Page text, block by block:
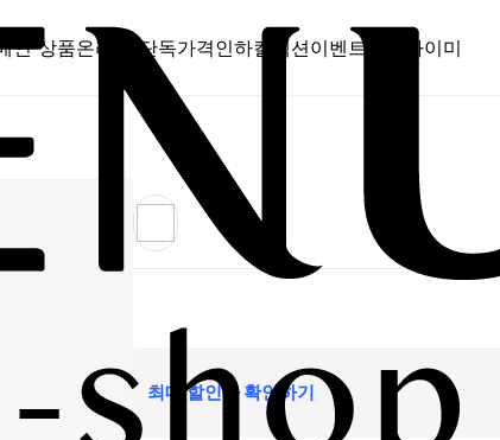
인 상품온라인 단독가격인하컬렉션이벤트 스캔바이미
최대 할인가 확인하기